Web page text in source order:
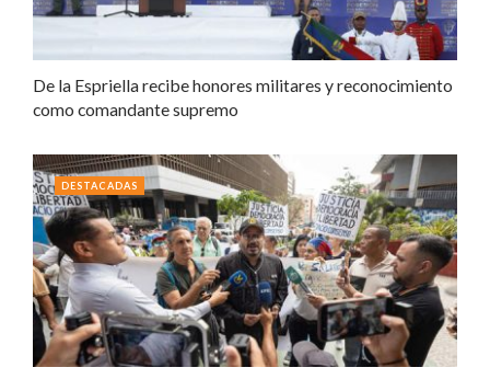
De la Espriella recibe honores militares y reconocimiento
como comandante supremo
DESTACADAS